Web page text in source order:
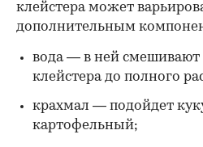
клейстера может
дополнительным
вода — в ней смешивают
клейстера до полного
крахмал — подойдет
картофельный;